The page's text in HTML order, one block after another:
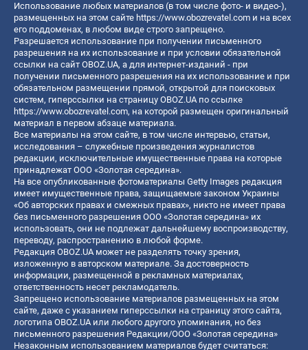
Использование любых материалов (в том числе фото- и видео-),
размещенных на этом сайте https://www.obozrevatel.com и на всех
его поддоменах, в любом виде строго запрещено.
Разрешается использование при получении письменного
разрешения на их использование и при условии обязательной
ссылки на сайт OBOZ.UA, а для интернет-изданий - при
получении письменного разрешения на их использование и при
обязательном размещении прямой, открытой для поисковых
систем, гиперссылки на страницу OBOZ.UA по ссылке
https://www.obozrevatel.com, на которой размещен оригинальный
материал в первом абзаце материала.
Все материалы на этом сайте, в том числе интервью, статьи,
исследования – служебные произведения журналистов
редакции, исключительные имущественные права на которые
принадлежат ООО «Золотая середина».
На все опубликованные фотоматериалы Getty Images редакция
имеет имущественные права, защищаемые законом Украины
«Об авторских правах и смежных правах», никто не имеет права
без письменного разрешения ООО «Золотая середина» их
использовать, они не подлежат дальнейшему воспроизводству,
переводу, распространению в любой форме.
Редакция OBOZ.UA может не разделять точку зрения,
изложенную в авторском материале. За достоверность
информации, размещенной в рекламных материалах,
ответственность несет рекламодатель.
Запрещено использование материалов размещенных на этом
сайте, даже с указанием гиперссылки на страницу этого сайта,
логотипа OBOZ.UA или любого другого упоминания, но без
письменного разрешения Редакции/ООО «Золотая середина»
Незаконным использованием материалов будет считаться: